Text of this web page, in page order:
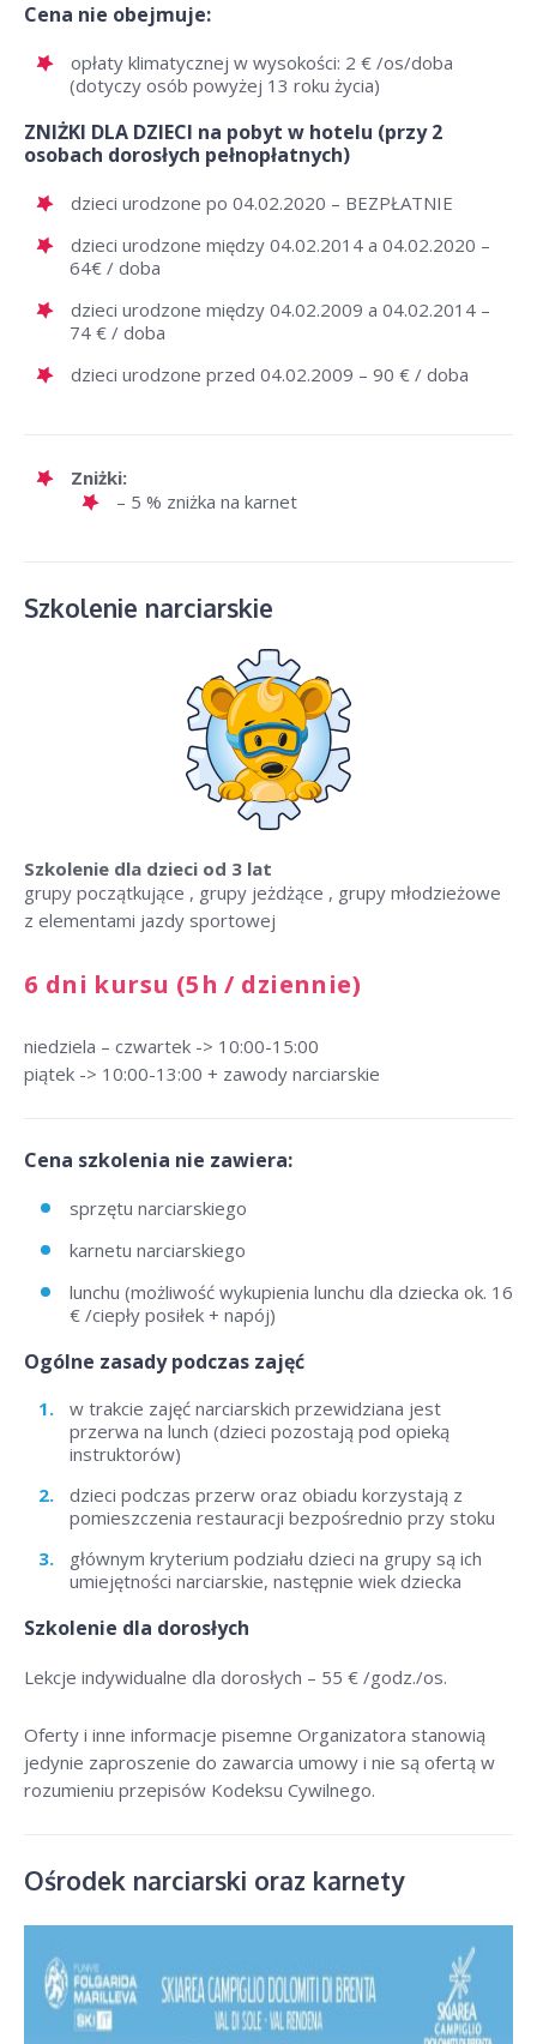
Cena nie obejmuje:
opłaty klimatycznej w wysokości: 2 € /os/doba
(dotyczy osób powyżej 13 roku życia)
ZNIŻKI DLA DZIECI na pobyt w hotelu (przy 2
osobach dorosłych pełnopłatnych)
dzieci urodzone po 04.02.2020 – BEZPŁATNIE
dzieci urodzone między 04.02.2014 a 04.02.2020 –
64€ / doba
dzieci urodzone między 04.02.2009 a 04.02.2014 –
74 € / doba
dzieci urodzone przed 04.02.2009 – 90 € / doba
Zniżki:
– 5 % zniżka na karnet
Szkolenie narciarskie
Szkolenie dla dzieci od 3 lat
grupy początkujące , grupy jeżdżące , grupy młodzieżowe
z elementami jazdy sportowej
6 dni kursu (5h / dziennie)
niedziela – czwartek -> 10:00-15:00
piątek -> 10:00-13:00 + zawody narciarskie
Cena szkolenia nie zawiera:
sprzętu narciarskiego
karnetu narciarskiego
lunchu (możliwość wykupienia lunchu dla dziecka ok. 16
€ /ciepły posiłek + napój)
Ogólne zasady podczas zajęć
w trakcie zajęć narciarskich przewidziana jest
przerwa na lunch (dzieci pozostają pod opieką
instruktorów)
dzieci podczas przerw oraz obiadu korzystają z
pomieszczenia restauracji bezpośrednio przy stoku
głównym kryterium podziału dzieci na grupy są ich
umiejętności narciarskie, następnie wiek dziecka
Szkolenie dla dorosłych
Lekcje indywidualne dla dorosłych – 55 € /godz./os.
Oferty i inne informacje pisemne Organizatora stanowią
jedynie zaproszenie do zawarcia umowy i nie są ofertą w
rozumieniu przepisów Kodeksu Cywilnego.
Ośrodek narciarski oraz karnety